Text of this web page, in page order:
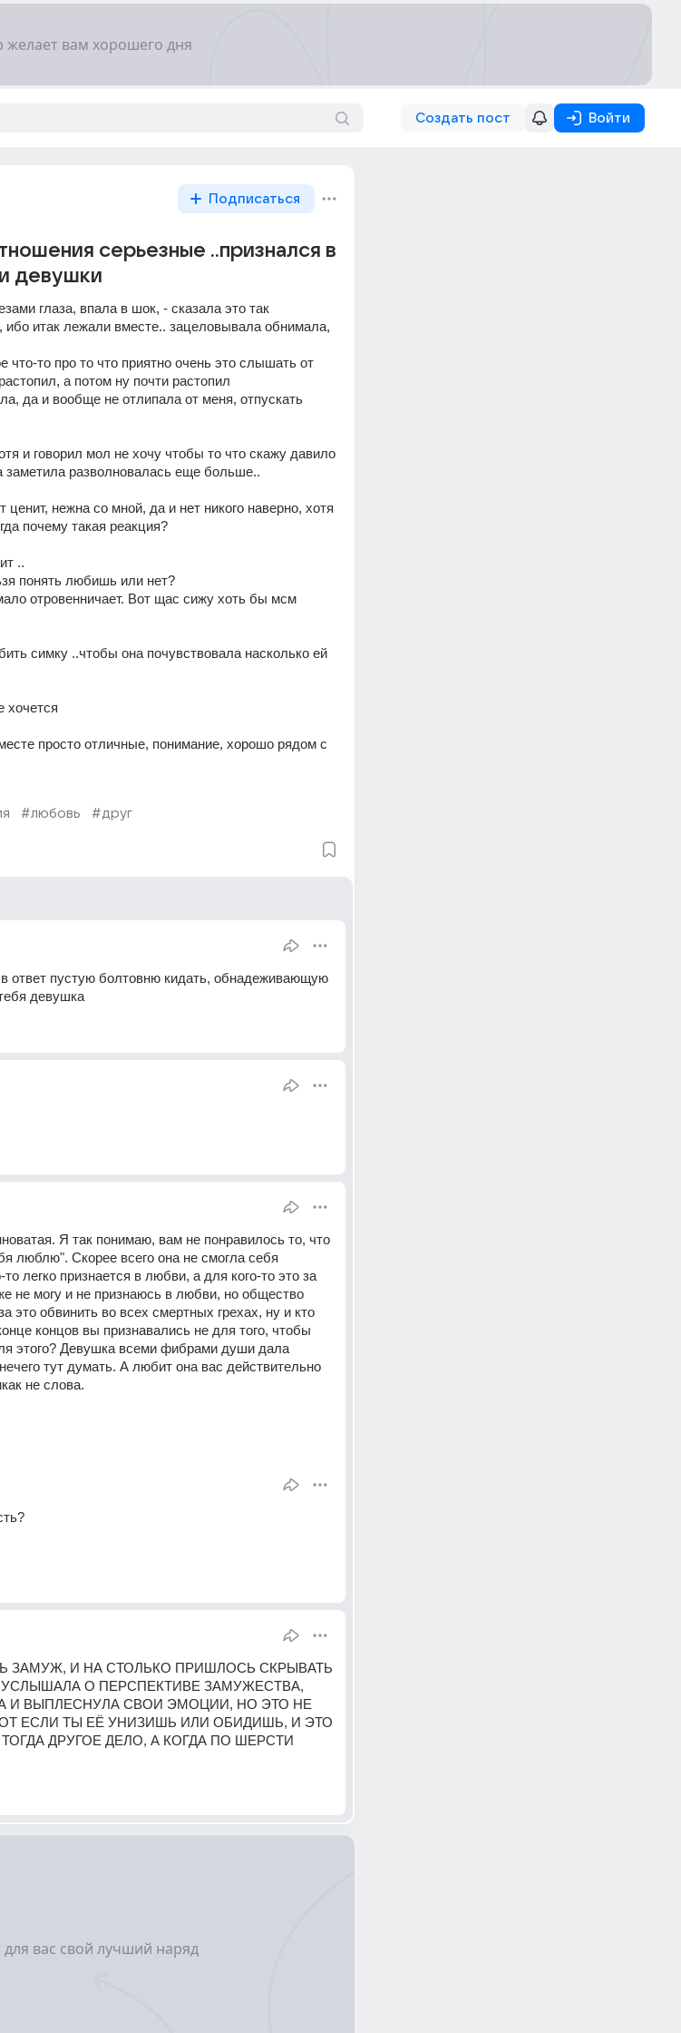
Создать пост Войти
Подписаться
серьезные ..признался в
девушки
глаза, впала в шок, - сказала это так
ибо итак лежали вместе.. зацеловывала обнимала,
что-то про то что приятно очень это слышать от
а потом ну почти растопил
да и вообще не отлипала от меня, отпускать
и говорил мол не хочу чтобы то что скажу давило
разволновалась еще больше..
нежна со мной, да и нет никого наверно, хотя
почему такая реакция?
..
понять любишь или нет?
отровенничает. Вот щас сижу хоть бы мсм
симку ..чтобы она почувствовала насколько ей
хочется
просто отличные, понимание, хорошо рядом с
#любовь #друг
ответ пустую болтовню кидать, обнадеживающую
девушка
Я так понимаю, вам не понравилось то, что
люблю". Скорее всего она не смогла себя
легко признается в любви, а для кого-то это за
не могу и не признаюсь в любви, но общество
это обвинить во всех смертных грехах, ну и кто
концов вы признавались не для того, чтобы
этого? Девушка всеми фибрами души дала
тут думать. А любит она вас действительно
не слова.
ЗАМУЖ, И НА СТОЛЬКО ПРИШЛОСЬ СКРЫВАТЬ
О ПЕРСПЕКТИВЕ ЗАМУЖЕСТВА,
ВЫПЛЕСНУЛА СВОИ ЭМОЦИИ, НО ЭТО НЕ
ЕСЛИ ТЫ ЕЁ УНИЗИШЬ ИЛИ ОБИДИШЬ, И ЭТО
ДРУГОЕ ДЕЛО, А КОГДА ПО ШЕРСТИ